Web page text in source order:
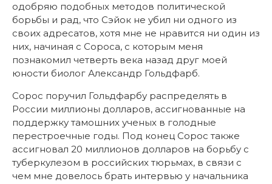
одобряю подобных методов политической
борьбы и рад, что Сэйок не убил ни одного из
своих адресатов, хотя мне не нравится ни один из
них, начиная с Сороса, с которым меня
познакомил четверть века назад друг моей
юности биолог Александр Гольдфарб.
Сорос поручил Гольдфарбу распределять в
России миллионы долларов, ассигнованные на
поддержку тамошних ученых в голодные
перестроечные годы. Под конец Сорос также
ассигновал 20 миллионов долларов на борьбу с
туберкулезом в российских тюрьмах, в связи с
чем мне довелось брать интервью у начальника